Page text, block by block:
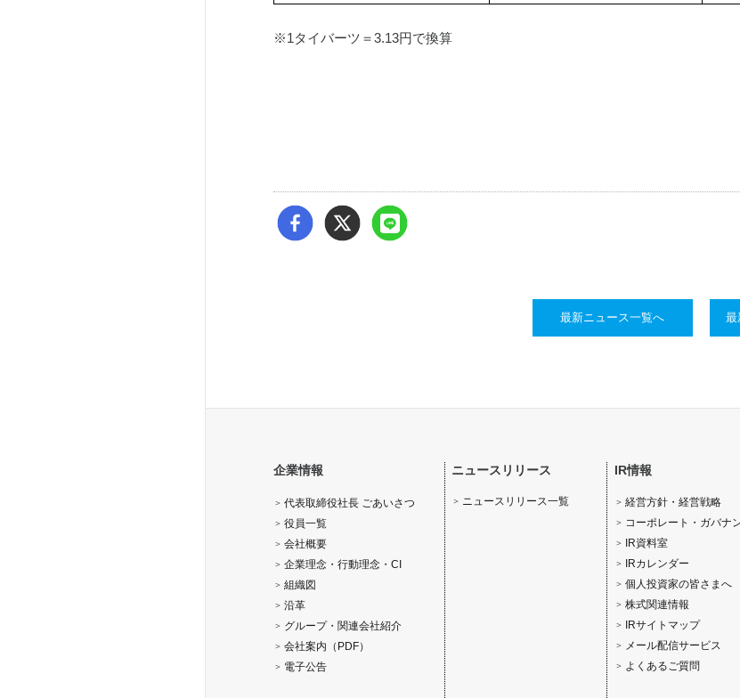
※1タイバーツ＝3.13円で換算
最新ニュース一覧へ 最
企業情報
代表取締役社長 ごあいさつ
役員一覧
会社概要
企業理念・行動理念・CI
組織図
沿革
グループ・関連会社紹介
会社案内（PDF）
電子公告
ニュースリリース
ニュースリリース一覧
IR情報
経営方針・経営戦略
コーポレート・ガバナ
IR資料室
IRカレンダー
個人投資家の皆さまへ
株式関連情報
IRサイトマップ
メール配信サービス
よくあるご質問